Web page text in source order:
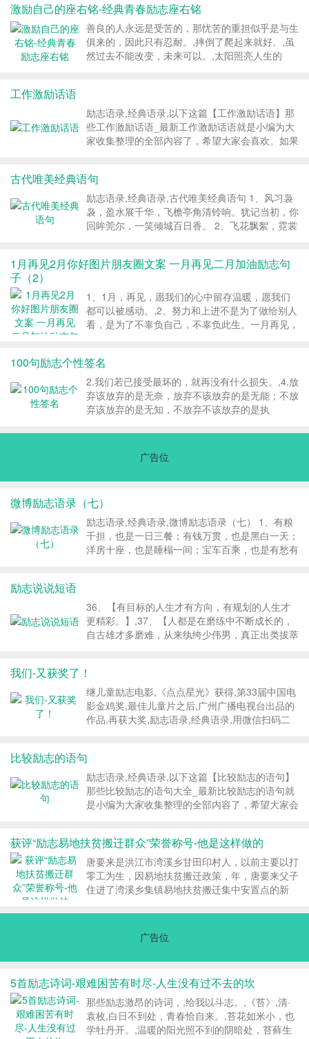
及，再怎么忧虑也是会空悲伤的。今天心、今日事
和现在人，却是实实在,49、【在别人肆意说你的
时候，问问自己，...
激励自己的座右铭-经典青春励志座右铭
善良的人永远是受苦的，那忧苦的重担似乎是与生
俱来的，因此只有忍耐。,摔倒了爬起来就好。,虽
然过去不能改变，未来可以。,太阳照亮人生的
的，因此只有忍耐。 上有天，下有地，中间站着
你自己...
工作激励话语
励志语录,经典语录,以下这篇【工作激励话语】那
些工作激励话语_最新工作激励话语就是小编为大
家收集整理的全部内容了，希望大家会喜欢。如果
是小编为大家收集整理的全部内容了，希望大家会
喜欢。如果您喜欢这篇文章，请分享给您...
古代唯美经典语句
励志语录,经典语录,古代唯美经典语句 1、风习袅
袅，盈水展千华，飞檐亭角清铃响。犹记当初，你
回眸莞尔，一笑倾城百日香。 2、飞花飘絮，霓裳
1月再见2月你好图片朋友圈文案 一月再见二月加油励志句
子（2）
1、1月，再见，愿我们的心中留存温暖，愿我们
都可以被感动。,2、努力和上进不是为了做给别人
看，是为了不辜负自己，不辜负此生。一月再见，
而来。早安!,5、再见，1月;你好2月,努力做一个可
爱的人。不埋怨谁，不嘲笑谁，也不羡慕谁，阳光
下灿烂，风雨中奔跑，做自己的梦，走自己的
路。,6、再见，1月;你好，2月：不念过往，不惧
都别输掉希望。,7、站在时光的交汇处，告诉自
100句励志个性签名
2.我们若已接受最坏的，就再没有什么损失。,4.放
弃该放弃的是无奈，放弃不该放弃的是无能；不放
弃该放弃的是无知，不放弃不该放弃的是执
失败而优柔寡断，当动摇自信而怨天尤人，当你错
失机遇而自暴自弃的时候你是否会思考：我的自信
心呢？其实，,6.失去金钱的人损失甚少，失去健
康的人损失极多，失去勇气的人损失一切。,励志
豫、拖延将不断滋养恐惧。 2.我们若已接受最坏
的，就再没有什么损失。 3.在生活中，我跌倒
过。我在嘲笑声中站...
广告位
微博励志语录（七）
励志语录,经典语录,微博励志语录（七） 1、有粮
千担，也是一日三餐；有钱万贯，也是黑白一天；
洋房十座，也是睡榻一间；宝车百乘，也是有愁有
励志说说短语
36、【有目标的人生才有方向，有规划的人生才
更精彩。】,37、【人都是在磨练中不断成长的，
自古雄才多磨难，从来纨绔少伟男，真正出类拔萃
获得成功的经验。】,40、【脚踏实地走过高中的
人都是英雄。】,41、【事不三思总有败，人能百
忍自无忧。】,42、【想得再多不如行动一次；说
瑕忧虑，空想则寸...
我们-又获奖了！
继儿童励志电影,《点点星光》获得,第33届中国电
影金鸡奖,最佳儿童片之后,广州广播电视台出品的
作品,再获大奖,励志语录,经典语录,用微信扫码二
鸡奖 最佳儿童片之后 广州广播电视台出品的作品
再...
比较励志的语句
励志语录,经典语录,以下这篇【比较励志的语句】
那些比较励志的语句大全_最新比较励志的语句就
是小编为大家收集整理的全部内容了，希望大家会
志的语句就是小编为大家收集整理的全部内容了，
希望大家会喜欢。如果您喜欢这篇文章，...
获评“励志易地扶贫搬迁群众”荣誉称号-他是这样做的
唐要来是洪江市湾溪乡甘田印村人，以前主要以打
零工为生，因易地扶贫搬迁政策，年，唐要来父子
住进了湾溪乡集镇易地扶贫搬迁集中安置点的新
父子原来住在偏远的破旧木房子里，家中一贫如
洗，其妻子和儿媳因嫌弃家庭贫困而离家远走。现
在，搭上易地扶,励志语录,经典语录,12月9日，雪
峰山寒气袭人，唐要来和儿子唐文俊起了个大早，
来和儿子唐文俊起了个大早，忙着准备猪食。 唐
要来是洪江市湾溪乡甘田印村人，以前主要以打零
工为生，因易地扶贫搬...
广告位
5首励志诗词-艰难困苦有时尽-人生没有过不去的坎
那些励志激昂的诗词，,给我以斗志。,《苔》,清·
袁枚,白日不到处，青春恰自来。,苔花如米小，也
学牡丹开。,温暖的阳光照不到的阴暗处，苔藓生